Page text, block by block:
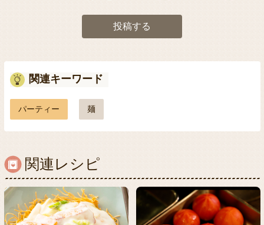
投稿する
関連キーワード
パーティー 麺
関連レシピ